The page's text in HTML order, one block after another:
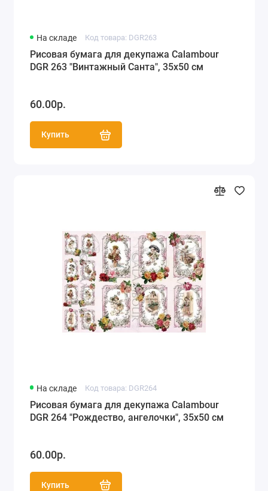
На складе Код товара: DGR263
Рисовая бумага для декупажа Calambour
DGR 263 "Винтажный Санта", 35х50 см
60.00р.
Купить
На складе Код товара: DGR264
Рисовая бумага для декупажа Calambour
DGR 264 "Рождество, ангелочки", 35х50 см
60.00р.
Купить